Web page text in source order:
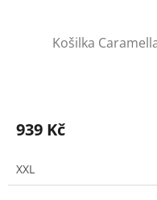
Košilka
939 Kč
XXL